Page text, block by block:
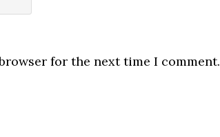
for the next time I comment.